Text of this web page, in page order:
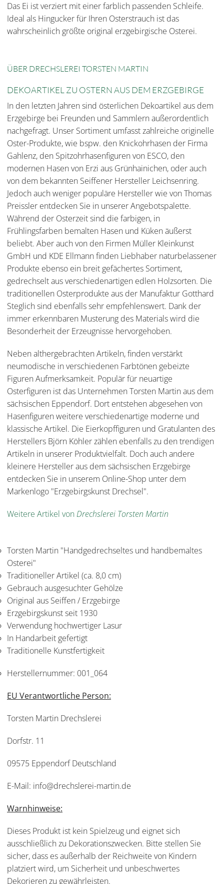
Das Ei ist verziert mit einer farblich passenden Schleife.
Ideal als Hingucker für Ihren Osterstrauch ist das
wahrscheinlich größte original erzgebirgische Osterei.
ÜBER DRECHSLEREI TORSTEN MARTIN
DEKOARTIKEL ZU OSTERN AUS DEM ERZGEBIRGE
In den letzten Jahren sind österlichen Dekoartikel aus dem
Erzgebirge bei Freunden und Sammlern außerordentlich
nachgefragt. Unser Sortiment umfasst zahlreiche originelle
Oster-Produkte, wie bspw. den Knickohrhasen der Firma
Gahlenz, den Spitzohrhasenfiguren von ESCO, den
modernen Hasen von Erzi aus Grünhainichen, oder auch
von dem bekannten Seiffener Hersteller Leichsenring.
Jedoch auch weniger populäre Hersteller wie von Thomas
Preissler entdecken Sie in unserer Angebotspalette.
Während der Osterzeit sind die farbigen, in
Frühlingsfarben bemalten Hasen und Küken äußerst
beliebt. Aber auch von den Firmen Müller Kleinkunst
GmbH und KDE Ellmann finden Liebhaber naturbelassener
Produkte ebenso ein breit gefächertes Sortiment,
gedrechselt aus verschiedenartigen edlen Holzsorten. Die
traditionellen Osterprodukte aus der Manufaktur Gotthard
Steglich sind ebenfalls sehr empfehlenswert. Dank der
immer erkennbaren Musterung des Materials wird die
Besonderheit der Erzeugnisse hervorgehoben.
Neben althergebrachten Artikeln, finden verstärkt
neumodische in verschiedenen Farbtönen gebeizte
Figuren Aufmerksamkeit. Populär für neuartige
Osterfiguren ist das Unternehmen Torsten Martin aus dem
sächsischen Eppendorf. Dort entstehen abgesehen von
Hasenfiguren weitere verschiedenartige moderne und
klassische Artikel. Die Eierkopffiguren und Gratulanten des
Herstellers Björn Köhler zählen ebenfalls zu den trendigen
Artikeln in unserer Produktvielfalt. Doch auch andere
kleinere Hersteller aus dem sächsischen Erzgebirge
entdecken Sie in unserem Online-Shop unter dem
Markenlogo "Erzgebirgskunst Drechsel".
Weitere Artikel vonDrechslerei Torsten Martin
Torsten Martin "Handgedrechseltes und handbemaltes
Osterei"
Traditioneller Artikel (ca. 8,0 cm)
Gebrauch ausgesuchter Gehölze
Original aus Seiffen / Erzgebirge
Erzgebirgskunst seit 1930
Verwendung hochwertiger Lasur
In Handarbeit gefertigt
Traditionelle Kunstfertigkeit
Herstellernummer: 001_064
EU Verantwortliche Person:
Torsten Martin Drechslerei
Dorfstr. 11
09575 Eppendorf Deutschland
E-Mail: info@drechslerei-martin.de
Warnhinweise:
Dieses Produkt ist kein Spielzeug und eignet sich
ausschließlich zu Dekorationszwecken. Bitte stellen Sie
sicher, dass es außerhalb der Reichweite von Kindern
platziert wird, um Sicherheit und unbeschwertes
Dekorieren zu gewährleisten.